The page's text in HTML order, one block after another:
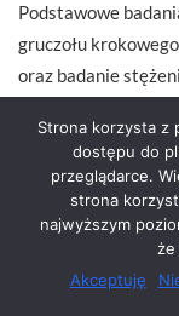
Podstawowe
gruczołu
oraz badanie
pozwala wykryć
rozwoju. Kolejna
któremu można
dobrać właściwą
39 proc. badanych
badaniu prostaty
Strona korzysta z
dostępu do
przeglądarce.
strona
najwyższym
Akceptuję